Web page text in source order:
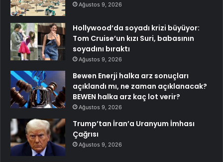
Ağustos 9, 2026
Hollywood’da soyadı krizi büyüyor:
Tom Cruise’un kızı Suri, babasının
soyadını bıraktı
Ağustos 9, 2026
Bewen Enerji halka arz sonuçları
açıklandı mı, ne zaman açıklanacak?
BEWEN halka arz kaç lot verir?
Ağustos 9, 2026
Trump’tan İran’a Uranyum İmhası
Çağrısı
Ağustos 9, 2026